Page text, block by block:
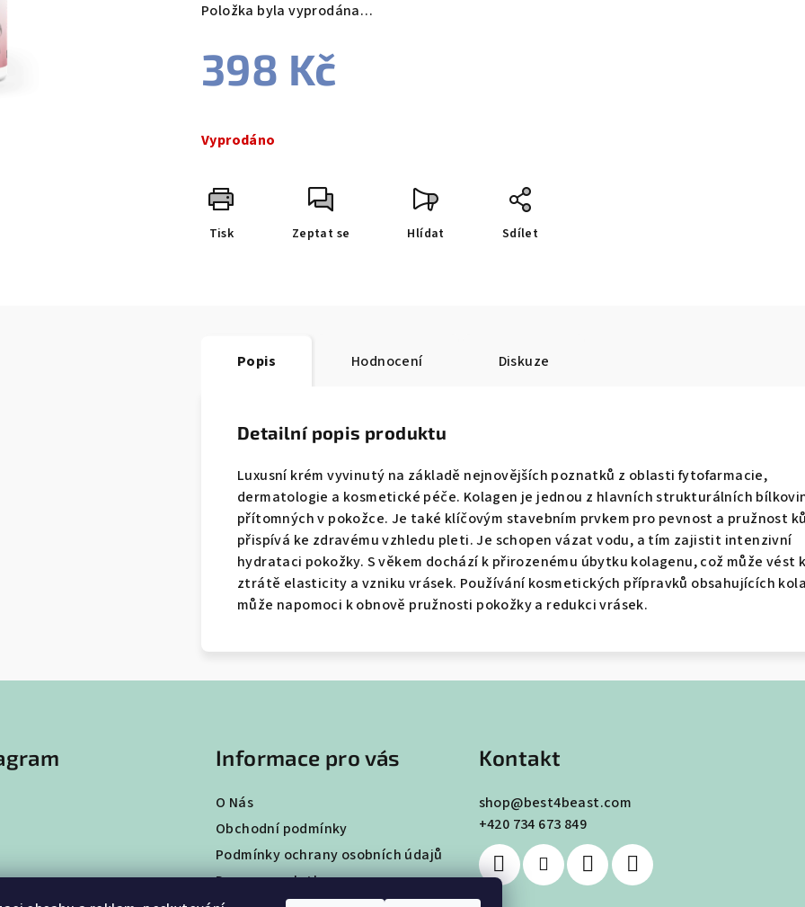
z
hvězdiček.
Položka byla vyprodána…
398 Kč
cena:
Vyprodáno
Tisk Zeptat se Hlídat Sdílet
Popis Hodnocení Diskuze
Detailní popis produktu
Luxusní krém vyvinutý na základě nejnovějších poznatků z oblasti fytofarmacie,
dermatologie a kosmetické péče. Kolagen je jednou z hlavních strukturálních
přítomných v pokožce. Je také klíčovým stavebním prvkem pro pevnost a pružnost
přispívá ke zdravému vzhledu pleti. Je schopen vázat vodu, a tím zajistit intenzivní
hydrataci pokožky. S věkem dochází k přirozenému úbytku kolagenu, což může vést
ztrátě elasticity a vzniku vrásek. Používání kosmetických přípravků obsahujících
může napomoci k obnově pružnosti pokožky a redukci vrásek.
Informace pro vás
O Nás
Obchodní podmínky
Podmínky ochrany osobních údajů
Doprava a platba
Kontakt
shop@best4beast.com
+420 734 673 849